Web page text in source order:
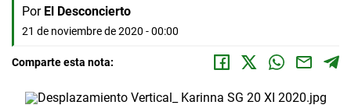
Por El Desconcierto
21 de noviembre de 2020 - 00:00
Comparte esta nota: